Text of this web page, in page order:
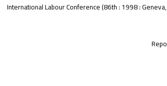
International Labour Conference(86th : 1998 :